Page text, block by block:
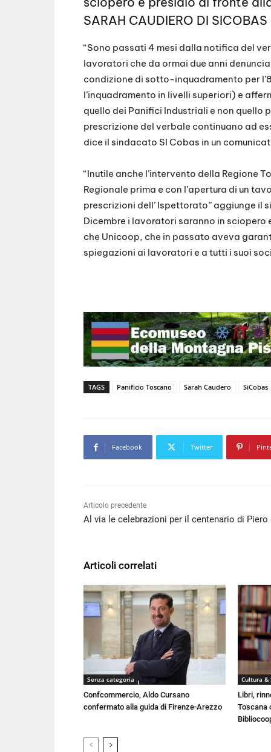
EMBED
SARAH CAUDIERO DI SICOBAS
“Sono passati 4 mesi dalla notifica del
lavoratori che da ormai due anni
condizione di sotto-inquadramento per
l’inquadramento in livelli superiori) e
quello dei Panifici Industriali e non quello
prescrizione del verbale continuano ad
dice il sindacato SI Cobas in un
“Inutile anche l’intervento della Regione
Regionale prima e con l’apertura di un
prescrizioni dell’ Ispettorato” aggiunge il
Dicembre i lavoratori saranno in
che Unicoop, che in passato aveva
spiegazioni ai lavoratori e a tutti i suoi
TAGS Panificio Toscano Sarah Caudero SiCobas
Facebook Twitter
Articolo precedente
Al via le celebrazioni per il centenario di Piero
Articoli correlati
Senza categoria
Confcommercio, Aldo Cursano
confermato alla guida di Firenze-Arezzo
Cultura &
Libri,
Toscana